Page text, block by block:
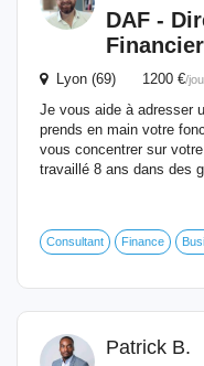
DAF -
Financier
Lyon (69) 1200 €/
Je vous aide à adresser
prends en main votre
vous concentrer sur
travaillé 8 ans dans des
Consultant Finance
Patrick B.